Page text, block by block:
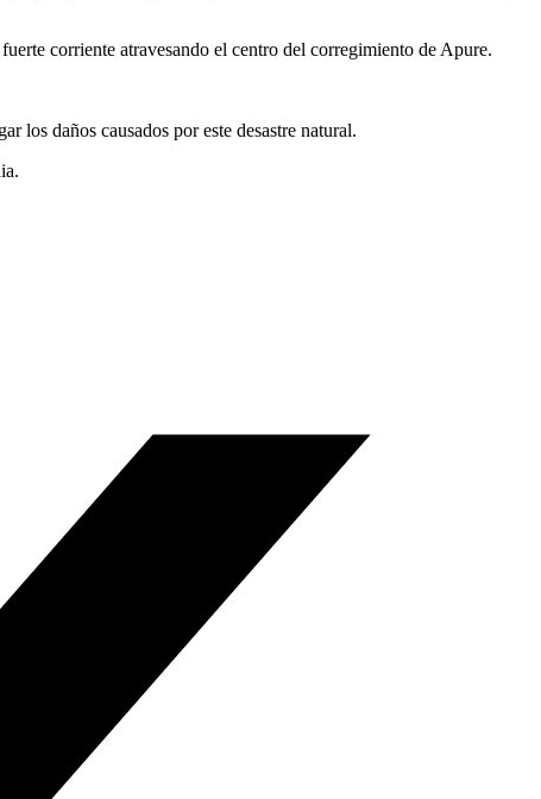
corriente atravesando el centro del corregimiento de Apure.
los daños causados por este desastre natural.